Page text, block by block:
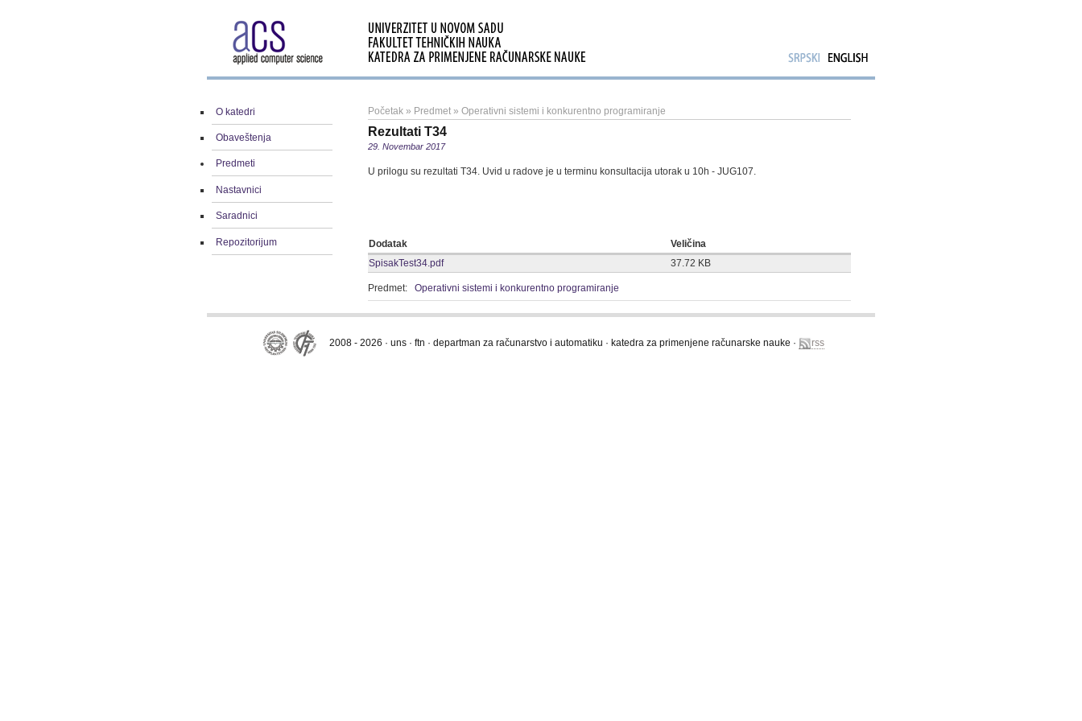
O katedri
Obaveštenja
Predmeti
Nastavnici
Saradnici
Repozitorijum
Početak » Predmet » Operativni sistemi i konkurentno programiranje
Rezultati T34
29. Novembar 2017
U prilogu su rezultati T34. Uvid u radove je u terminu konsultacija utorak u 10h - JUG107.
Dodatak
Veličina
SpisakTest34.pdf
37.72 KB
Predmet: Operativni sistemi i konkurentno programiranje
2008 - 2026 · uns · ftn · departman za računarstvo i automatiku · katedra za primenjene računarske nauke · rss